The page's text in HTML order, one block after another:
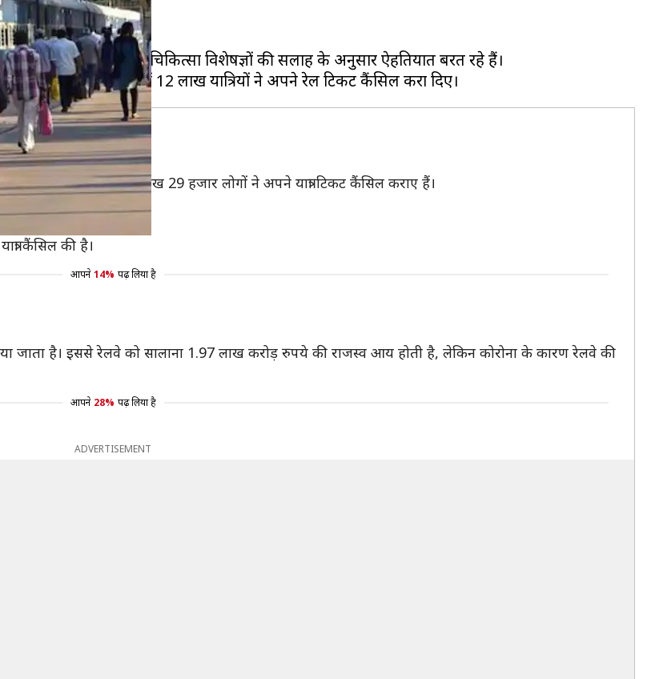
बाद सभी देशों के लोग चिकित्सा विशेषज्ञों की सलाह के अनुसार ऐहतियात बरत रहे हैं।
12 मार्च तक कुल 12 लाख 29 हजार लोगों ने अपने यात्रा टिकट कैंसिल कराए हैं।
कैंसिल की है।
आपने 14% पढ़ लिया है
जाता है। इससे रेलवे को सालाना 1.97 लाख करोड़ रुपये की राजस्व आय होती है, लेकिन कोरोना के कारण रेलवे की
आपने 28% पढ़ लिया है
ADVERTISEMENT